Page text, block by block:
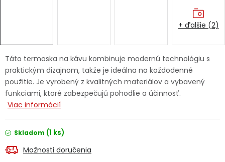
Servis náradia Hodnotenie obchodu
Doprava a platba Váš zákaznícky účet
Kontakty
Reklamačný formulár
Táto termoska na kávu kombinuje modernú technológiu s
praktickým dizajnom, takže je ideálna na každodenné
použitie. Je vyrobený z kvalitných materiálov a vybavený
funkciami, ktoré zabezpečujú pohodlie a účinnosť.
Viac informácií
Skladom (1 ks)
Možnosti doručenia
+ ďalšie (2)